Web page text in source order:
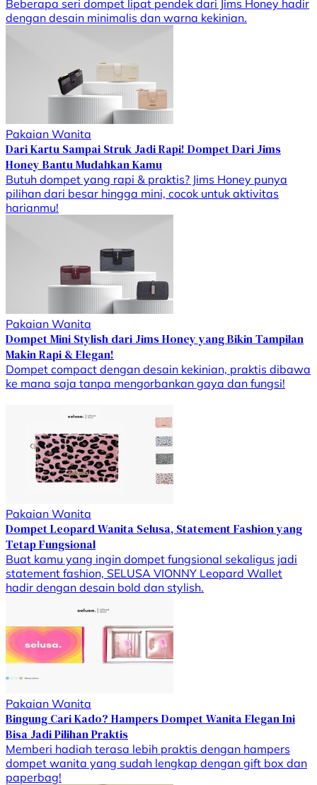
Beberapa seri dompet lipat pendek dari Jims Honey hadir
dengan desain minimalis dan warna kekinian.
Pakaian Wanita
Dari Kartu Sampai Struk Jadi Rapi! Dompet Dari Jims
Honey Bantu Mudahkan Kamu
Butuh dompet yang rapi & praktis? Jims Honey punya
pilihan dari besar hingga mini, cocok untuk aktivitas
harianmu!
Pakaian Wanita
Dompet Mini Stylish dari Jims Honey yang Bikin Tampilan
Makin Rapi & Elegan!
Dompet compact dengan desain kekinian, praktis dibawa
ke mana saja tanpa mengorbankan gaya dan fungsi!
Pakaian Wanita
Dompet Leopard Wanita Selusa, Statement Fashion yang
Tetap Fungsional
Buat kamu yang ingin dompet fungsional sekaligus jadi
statement fashion, SELUSA VIONNY Leopard Wallet
hadir dengan desain bold dan stylish.
Pakaian Wanita
Bingung Cari Kado? Hampers Dompet Wanita Elegan Ini
Bisa Jadi Pilihan Praktis
Memberi hadiah terasa lebih praktis dengan hampers
dompet wanita yang sudah lengkap dengan gift box dan
paperbag!